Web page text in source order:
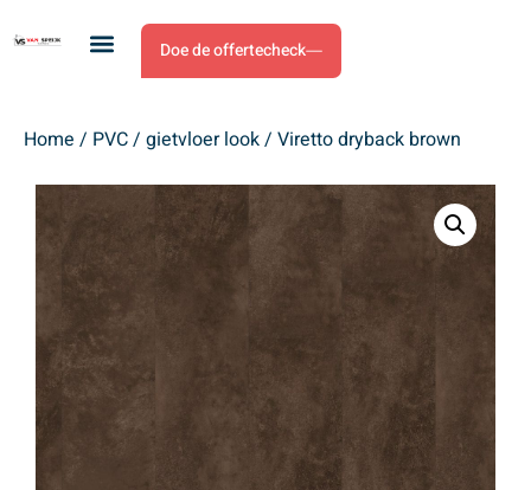
Doe de offertecheck
Home / PVC/ gietvloer look/ Viretto dryback brown